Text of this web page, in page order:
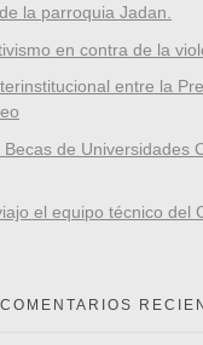
la parroquia Jadan.
en contra de la
entre la
de Universidades
el equipo técnico del
COMENTARIOS